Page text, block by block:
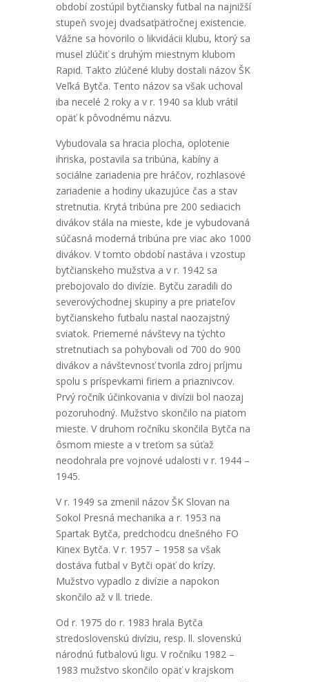
období zostúpil bytčiansky futbal na najnižší
stupeň svojej dvadsaťpäťročnej existencie.
Vážne sa hovorilo o likvidácii klubu, ktorý sa
musel zlúčiť s druhým miestnym klubom
Rapid. Takto zlúčené kluby dostali názov ŠK
Veľká Bytča. Tento názov sa však uchoval
iba necelé 2 roky a v r. 1940 sa klub vrátil
opäť k pôvodnému názvu.
Vybudovala sa hracia plocha, oplotenie
ihriska, postavila sa tribúna, kabíny a
sociálne zariadenia pre hráčov, rozhlasové
zariadenie a hodiny ukazujúce čas a stav
stretnutia. Krytá tribúna pre 200 sediacich
divákov stála na mieste, kde je vybudovaná
súčasná moderná tribúna pre viac ako 1000
divákov. V tomto období nastáva i vzostup
bytčianskeho mužstva a v r. 1942 sa
prebojovalo do divízie. Bytču zaradili do
severovýchodnej skupiny a pre priateľov
bytčianskeho futbalu nastal naozajstný
sviatok. Priemerné návštevy na týchto
stretnutiach sa pohybovali od 700 do 900
divákov a návštevnosť tvorila zdroj príjmu
spolu s príspevkami firiem a priaznivcov.
Prvý ročník účinkovania v divízii bol naozaj
pozoruhodný. Mužstvo skončilo na piatom
mieste. V druhom ročníku skončila Bytča na
ôsmom mieste a v treťom sa súťaž
neodohrala pre vojnové udalosti v r. 1944 –
1945.
V r. 1949 sa zmenil názov ŠK Slovan na
Sokol Presná mechanika a r. 1953 na
Spartak Bytča, predchodcu dnešného FO
Kinex Bytča. V r. 1957 – 1958 sa však
dostáva futbal v Bytči opäť do krízy.
Mužstvo vypadlo z divízie a napokon
skončilo až v ll. triede.
Od r. 1975 do r. 1983 hrala Bytča
stredoslovenskú divíziu, resp. ll. slovenskú
národnú futbalovú ligu. V ročníku 1982 –
1983 mužstvo skončilo opäť v krajskom